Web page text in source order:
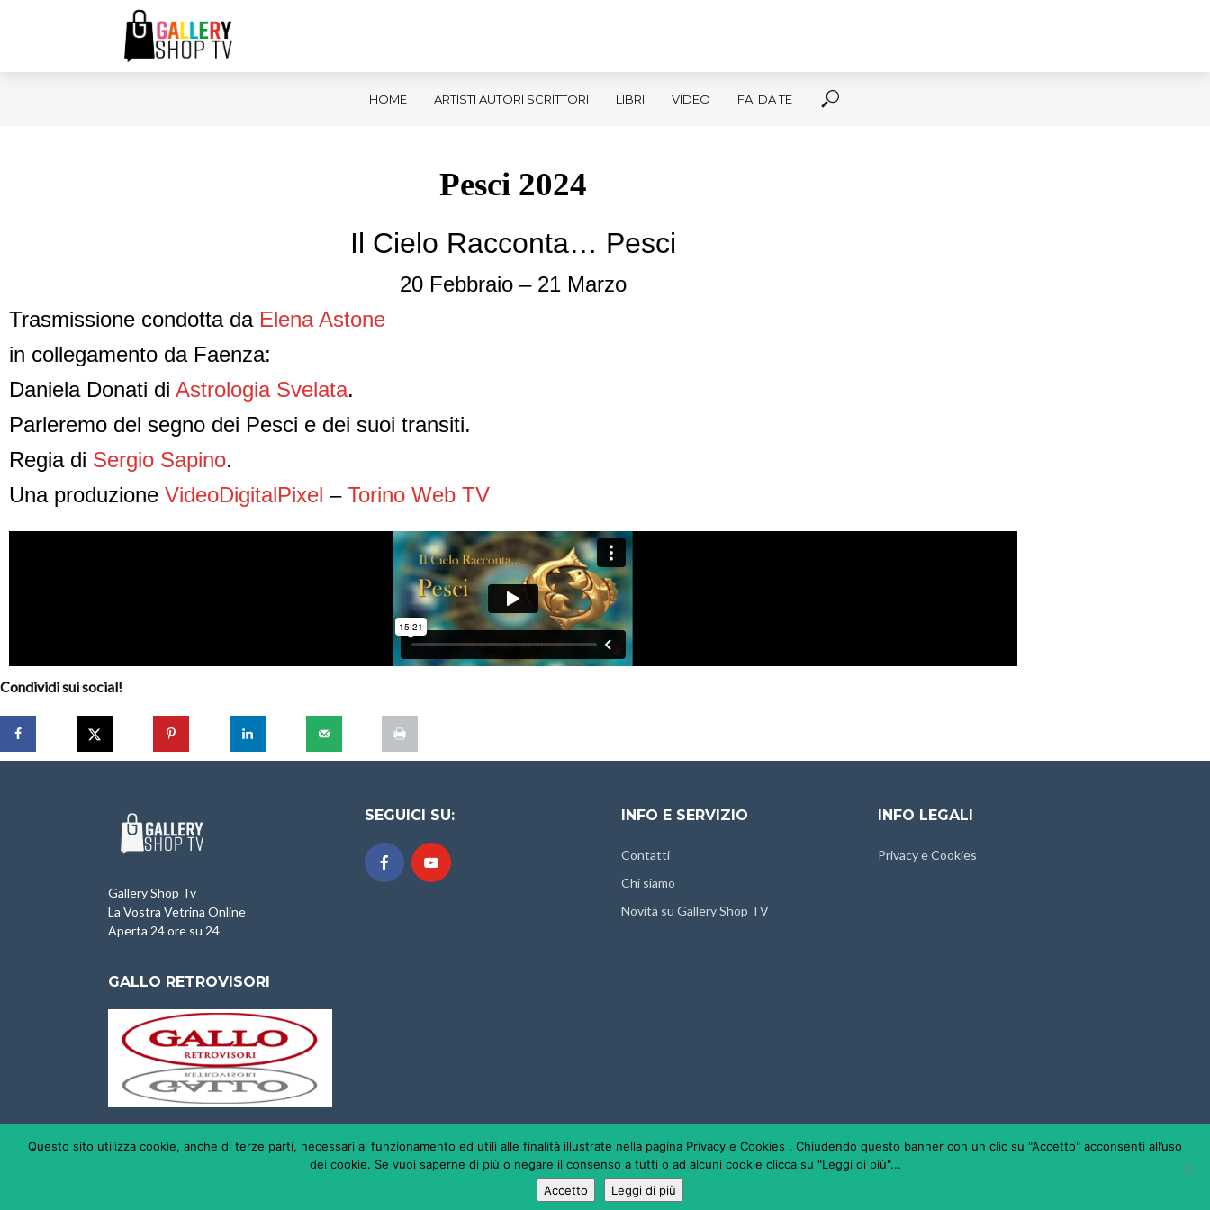
HOME ARTISTI AUTORI SCRITTORI LIBRI VIDEO FAI DA TE
Pesci 2024
Il Cielo Racconta… Pesci
20 Febbraio – 21 Marzo
Trasmissione condotta da Elena Astone
in collegamento da Faenza:
Daniela Donati di Astrologia Svelata.
Parleremo del segno dei Pesci e dei suoi transiti.
Regia di Sergio Sapino.
Una produzione VideoDigitalPixel – Torino Web TV
Condividi sui social!
Gallery Shop Tv
La Vostra Vetrina Online
Aperta 24 ore su 24
GALLO RETROVISORI
SEGUICI SU: INFO E SERVIZIO
Contatti
Chi siamo
Novità su Gallery Shop TV
INFO LEGALI
Privacy e Cookies
GALLERY SHOP TV È PRODOTTO E GESTITO DA VIDEODIGITALPIXEL DI SAPINO SERGIO - PARTITA IVA: 07785420014 - REA: TO-924268
PROJECT:VIDEODIGITALPIXEL
Questo sito utilizza cookie, anche di terze parti, necessari al funzionamento ed utili alle finalità illustrate nella pagina Privacy e Cookies . Chiudendo questo banner con un clic su "Accetto" acconsenti all’uso
dei cookie. Se vuoi saperne di più o negare il consenso a tutti o ad alcuni cookie clicca su "Leggi di più"...
Accetto
Leggi di più